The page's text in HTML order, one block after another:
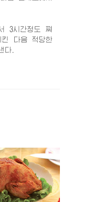
3시간정도 쪄
킨 다음 적당한
다.